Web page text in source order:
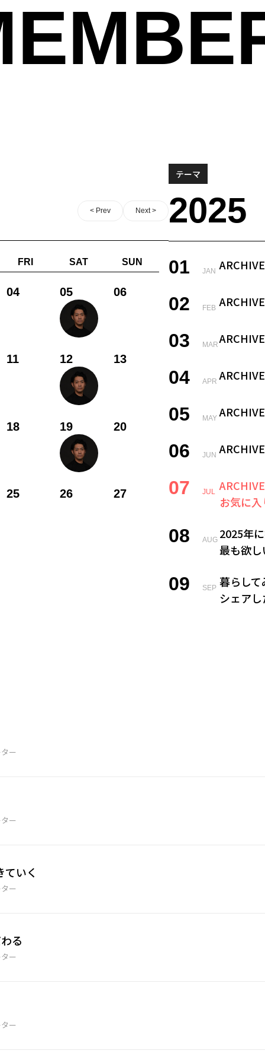
< Prev Next >
FRI SAT SUN
04 05 06
11 12 13
18 19 20
25 26 27
テーマ
2025
01 JAN ARCHIVE
02 FEB ARCHIVE
03 MAR ARCHIVE
04 APR ARCHIVE
05 MAY ARCHIVE
06 JUN ARCHIVE
07 JUL ARCHIVE
お気に
08 AUG 2025年
最も欲
09 SEP 暮らして
シェア
ー
ー
ていく
ー
る
ー
ー